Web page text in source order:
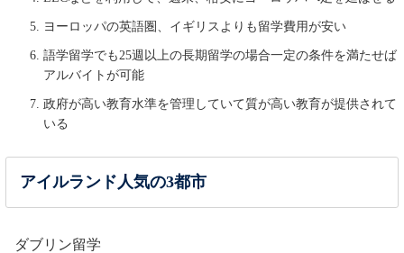
ヨーロッパの英語圏、イギリスよりも留学費用が安い
語学留学でも25週以上の長期留学の場合一定の条件を満たせば
アルバイトが可能
政府が高い教育水準を管理していて質が高い教育が提供されて
いる
アイルランド人気の3都市
ダブリン留学